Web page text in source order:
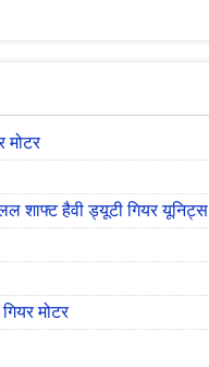
मोटर
शाफ्ट हैवी ड्यूटी गियर यूनिट्स
मोटर